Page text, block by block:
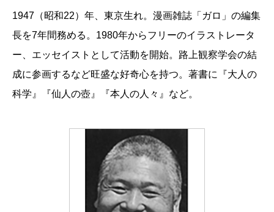
1947（昭和22）年、東京生れ。漫画雑誌「ガロ」の編集
長を7年間務める。1980年からフリーのイラストレータ
ー、エッセイストとして活動を開始。路上観察学会の結
成に参画するなど旺盛な好奇心を持つ。著書に『大人の
科学』『仙人の壺』『本人の人々』など。